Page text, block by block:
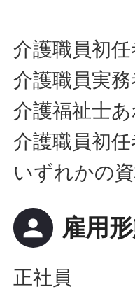
介護職員初
介護職員実
介護福祉士
介護職員初
いずれかの
person 雇用
正社員